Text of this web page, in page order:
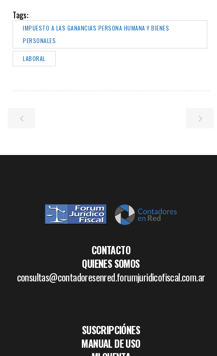
Tags:
IMPUESTO A LAS GANANCIAS PERSONA HUMANA Y BIENES
PERSONALES
LABORAL
CONTACTO
QUIENES SOMOS
consultas@contadoresenred.forumjuridicofiscal.com.ar
SUSCRIPCIÓNES
MANUAL DE USO